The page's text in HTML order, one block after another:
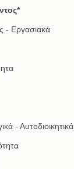
- Εργασιακά
- Αυτοδιοικητικά